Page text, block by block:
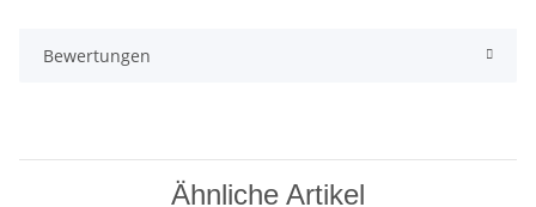
Bewertungen
Ähnliche Artikel